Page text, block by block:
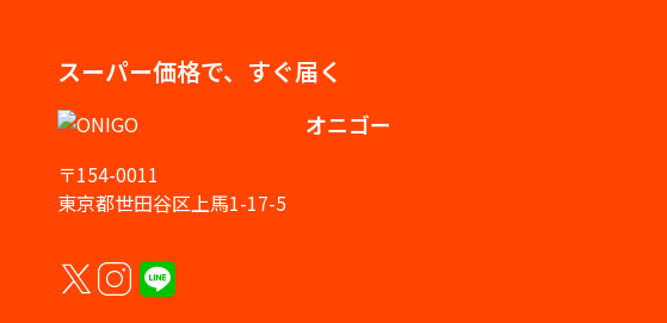
スーパー価格で、すぐ届く
オニゴー
〒154-0011
東京都世田谷区上馬1-17-5